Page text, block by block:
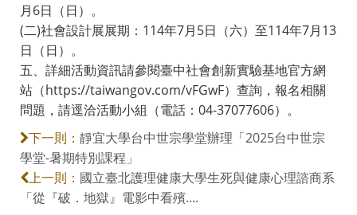
月6日（日）。
(二)社會設計展展期：114年7月5日（六）至114年7月13
日（日）。
五、詳細活動資訊請參閱臺中社會創新實驗基地官方網
站（https://taiwangov.com/vFGwF）查詢，報名相關
問題，請逕洽活動小組（電話：04-37077606）。
下一則： 靜宜大學台中世宗學堂辦理「2025台中世宗
學堂-暑期特別課程」
上一則： 國立臺北護理健康大學生死與健康心理諮商系
「從『破．地獄』電影中看殯....